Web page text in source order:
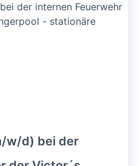
der internen Feuerwehr
- stationäre
w/d) bei der